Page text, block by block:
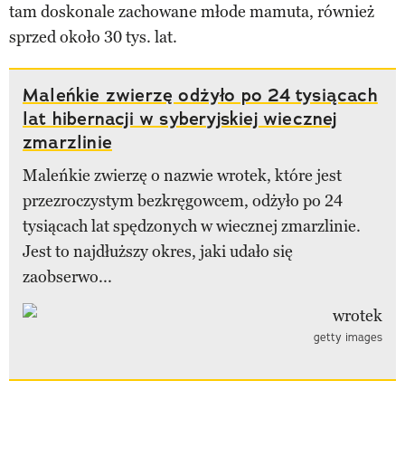
tam doskonale zachowane młode mamuta, również
sprzed około 30 tys. lat.
Maleńkie zwierzę odżyło po 24 tysiącach
lat hibernacji w syberyjskiej wiecznej
zmarzlinie
Maleńkie zwierzę o nazwie wrotek, które jest
przezroczystym bezkręgowcem, odżyło po 24
tysiącach lat spędzonych w wiecznej zmarzlinie.
Jest to najdłuższy okres, jaki udało się
zaobserwo...
getty images